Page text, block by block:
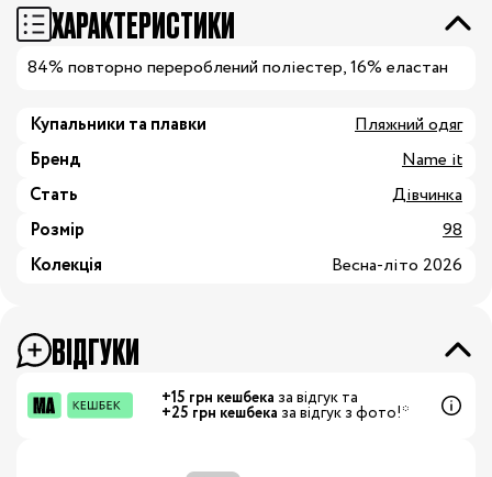
ХАРАКТЕРИСТИКИ
84% повторно перероблений поліестер, 16% еластан
Купальники та плавки
Пляжний одяг
Бренд
Name it
Стать
Дівчинка
Розмір
98
Колекція
Весна-літо 2026
ВІДГУКИ
+15 грн кешбека за відгук та
+25 грн кешбека за відгук з фото!*